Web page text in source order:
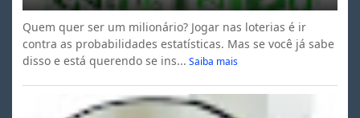
Quem quer ser um milionário? Jogar nas loterias é ir
contra as probabilidades estatísticas. Mas se você já sabe
disso e está querendo se ins... Saiba mais